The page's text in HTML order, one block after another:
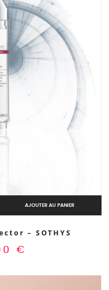
AJOUTER AU PANIER
– SOTHYS
€